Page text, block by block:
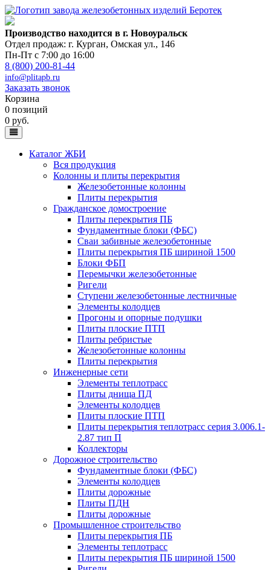
Производство находится в г. Новоуральск
Отдел продаж: г. Курган, Омская ул., 146
Пн-Пт с 7:00 до 16:00
8 (800) 200-81-44
info@plitapb.ru
Заказать звонок
Корзина
0 позиций
0 руб.
Каталог ЖБИ
Вся продукция
Колонны и плиты перекрытия
Железобетонные колонны
Плиты перекрытия
Гражданское домостроение
Плиты перекрытия ПБ
Фундаментные блоки (ФБС)
Сваи забивные железобетонные
Плиты перекрытия ПБ шириной 1500
Блоки ФБП
Перемычки железобетонные
Ригели
Ступени железобетонные лестничные
Элементы колодцев
Прогоны и опорные подушки
Плиты плоские ПТП
Плиты ребристые
Железобетонные колонны
Плиты перекрытия
Инженерные сети
Элементы теплотрасс
Плиты днища ПД
Элементы колодцев
Плиты плоские ПТП
Плиты перекрытия теплотрасс серия 3.006.1-
2.87 тип П
Коллекторы
Дорожное строительство
Фундаментные блоки (ФБС)
Элементы колодцев
Плиты дорожные
Плиты ПДН
Плиты дорожные
Промышленное строительство
Плиты перекрытия ПБ
Элементы теплотрасс
Плиты перекрытия ПБ шириной 1500